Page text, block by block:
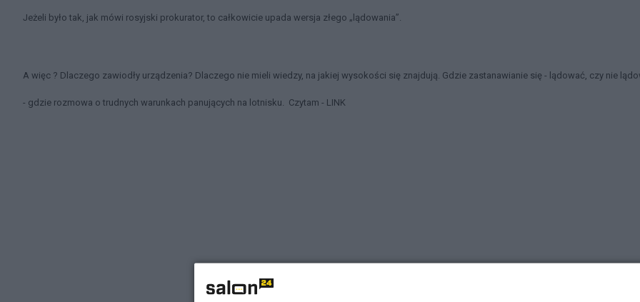
Jeżeli było tak, jak mówi rosyjski prokurator, to całkowicie upada wersja złego „lądowania”.
A więc ? Dlaczego zawiodły urządzenia? Dlaczego nie mieli wiedzy, na jakiej wysokości się znajdują. Gdzie zastanawianie się - lądować, czy nie
- gdzie rozmowa o trudnych warunkach panujących na lotnisku. Czytam - LINK